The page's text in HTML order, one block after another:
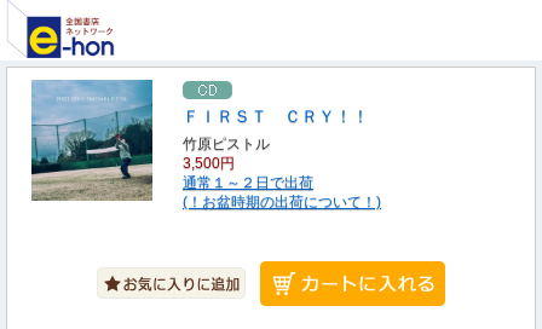
ＦＩＲＳＴ ＣＲＹ！！
竹原ピストル
3,500円
通常１～２日で出荷
(！お盆時期の出荷について！)